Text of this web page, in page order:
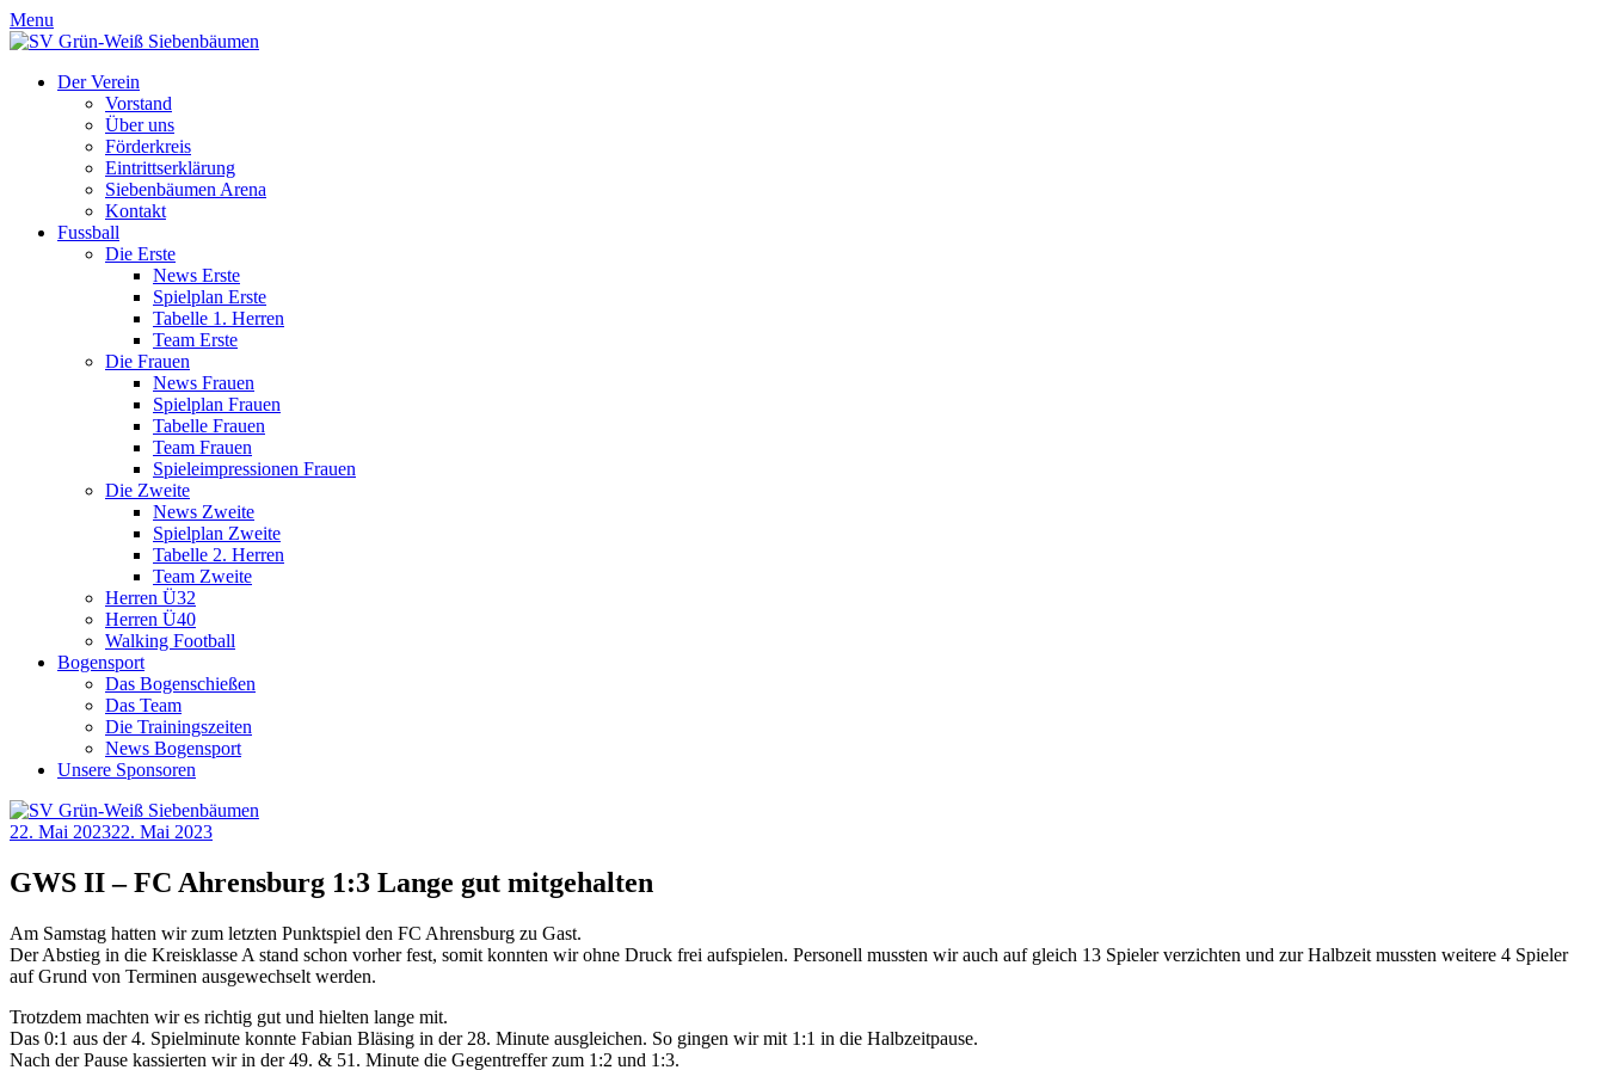
Menu
Der Verein
Vorstand
Über uns
Förderkreis
Eintrittserklärung
Siebenbäumen Arena
Kontakt
Fussball
Die Erste
News Erste
Spielplan Erste
Tabelle 1. Herren
Team Erste
Die Frauen
News Frauen
Spielplan Frauen
Tabelle Frauen
Team Frauen
Spieleimpressionen Frauen
Die Zweite
News Zweite
Spielplan Zweite
Tabelle 2. Herren
Team Zweite
Herren Ü32
Herren Ü40
Walking Football
Bogensport
Das Bogenschießen
Das Team
Die Trainingszeiten
News Bogensport
Unsere Sponsoren
22. Mai 202322. Mai 2023
GWS II – FC Ahrensburg 1:3 Lange gut mitgehalten
Am Samstag hatten wir zum letzten Punktspiel den FC Ahrensburg zu Gast.
Der Abstieg in die Kreisklasse A stand schon vorher fest, somit konnten wir ohne Druck frei aufspielen. Personell mussten wir auch auf gleich 13 Spieler verzichten und zur Halbzeit mussten weitere 4 Spieler
auf Grund von Terminen ausgewechselt werden.
Trotzdem machten wir es richtig gut und hielten lange mit.
Das 0:1 aus der 4. Spielminute konnte Fabian Bläsing in der 28. Minute ausgleichen. So gingen wir mit 1:1 in die Halbzeitpause.
Nach der Pause kassierten wir in der 49. & 51. Minute die Gegentreffer zum 1:2 und 1:3.